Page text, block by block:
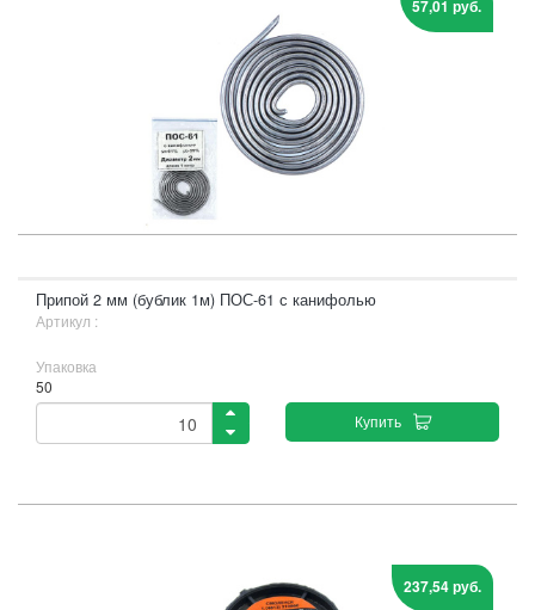
57,01 руб.
Припой 2 мм (бублик 1м) ПОС-61 с канифолью
Артикул :
Упаковка
50
Купить
237,54 руб.